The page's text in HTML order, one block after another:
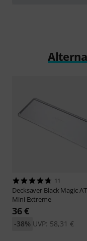
11
Decksaver Black Magic
Mini Extreme
36 €
UVP: 58,31 €
-38%